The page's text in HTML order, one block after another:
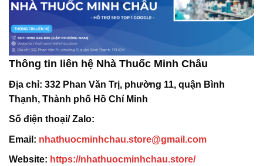
Thông tin liên hệ Nhà Thuốc Minh Châu
Địa chỉ: 332 Phan Văn Trị, phường 11, quận Bình
Thạnh, Thành phố Hồ Chí Minh
Số điện thoại/ Zalo:
Email: nhathuocminhchau.store@gmail.com
Website: https://nhathuocminhchau.store/